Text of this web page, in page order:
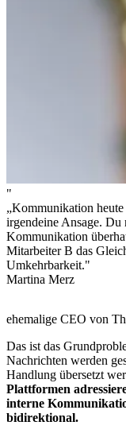
"
„Kommunikation
irgendeine Ansage. Du
Kommunikation
Mitarbeiter B das
Umkehrbarkeit."
Martina Merz
ehemalige CEO von
Das ist das
Nachrichten werden
Handlung übersetzt
Plattformen
interne
bidirektional.